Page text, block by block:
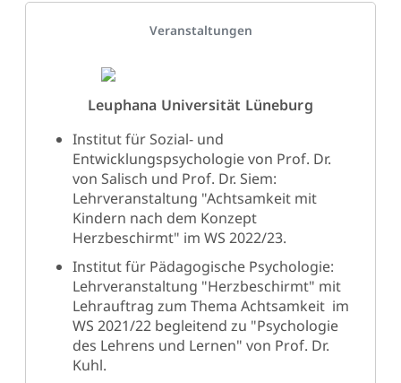
Veranstaltungen
Leuphana Universität Lüneburg
Institut für Sozial- und
Entwicklungspsychologie von Prof. Dr.
von Salisch und Prof. Dr. Siem:
Lehrveranstaltung "Achtsamkeit mit
Kindern nach dem Konzept
Herzbeschirmt" im WS 2022/23.
Institut für Pädagogische Psychologie:
Lehrveranstaltung "Herzbeschirmt" mit
Lehrauftrag zum Thema Achtsamkeit im
WS 2021/22 begleitend zu "Psychologie
des Lehrens und Lernen" von Prof. Dr.
Kuhl.